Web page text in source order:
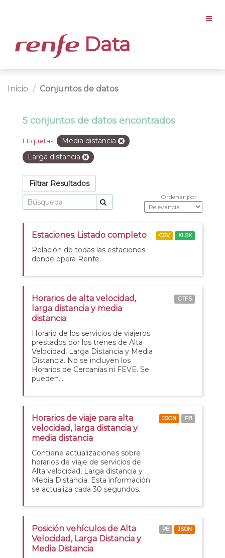
Data
Inicio Conjuntos de datos
5 conjuntos de datos encontrados
Etiquetas:
Media distancia
Larga distancia
Filtrar Resultados
Ordenar por
Estaciones. Listado completo
Relación de todas las estaciones
donde opera Renfe.
CSV XLSX
Horarios de alta velocidad,
larga distancia y media
distancia
Horario de los servicios de viajeros
prestados por los trenes de Alta
Velocidad, Larga Distancia y Media
Distancia. No se incluyen los
Horarios de Cercanías ni FEVE. Se
pueden...
GTFS
Horarios de viaje para alta
velocidad, larga distancia y
media distancia
Contiene actualizaciones sobre
horarios de viaje de servicios de
Alta velocidad, Larga distancia y
Media Distancia. Esta información
se actualiza cada 30 segundos.
JSON PB
Posición vehículos de Alta
Velocidad, Larga Distancia y
Media Distancia
PB JSON